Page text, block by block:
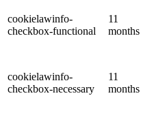
cookielawinfo-
checkbox-functional
11
months
cookielawinfo-
checkbox-necessary
11
months